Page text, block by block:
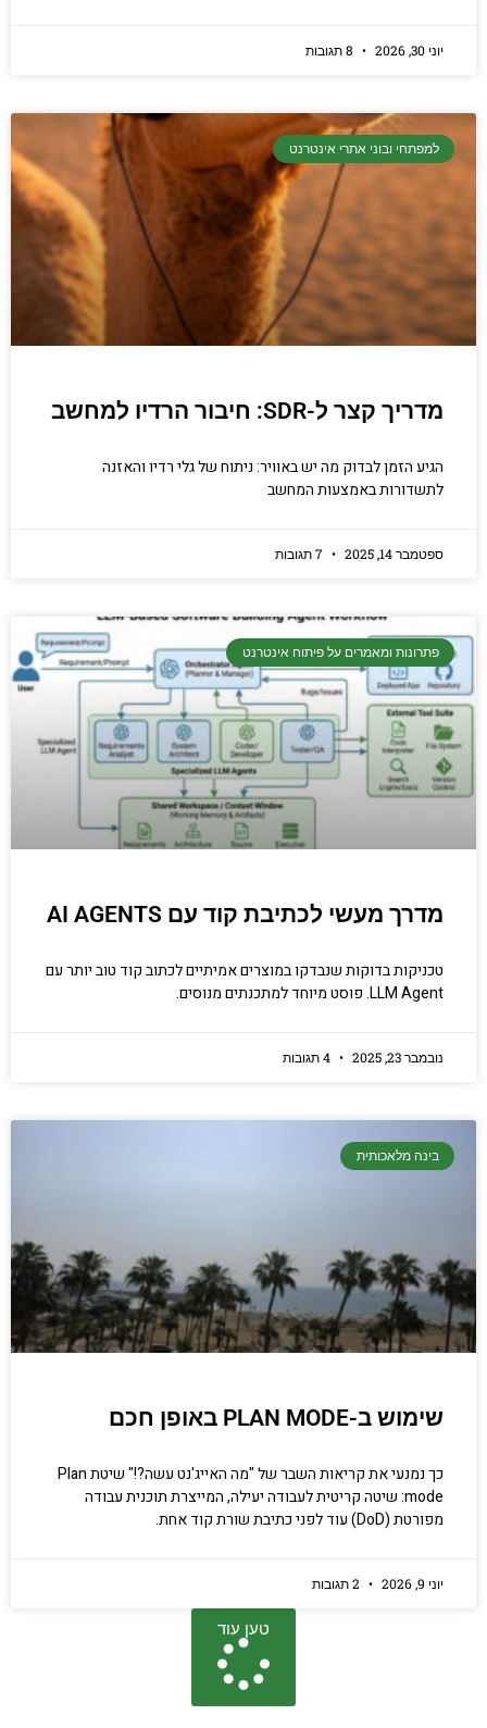
יוני 30, 2026
למפתחי ובוני אתרי אינטרנט
מדריך קצר ל-SDR: חיבור הרדיו למחשב
הגיע הזמן לבדוק מה יש באוויר: ניתוח של גלי רדיו והאזנה
לתשדורות באמצעות המחשב
ספטמבר 14, 2025
פתרונות ומאמרים על פיתוח אינטרנט
מדרך מעשי לכתיבת קוד עם AI AGENTS
טכניקות בדוקות שנבדקו במוצרים אמיתיים לכתוב קוד טוב יותר עם
LLM Agent. פוסט מיוחד למתכנתים מנוסים.
נובמבר 23, 2025
בינה מלאכותית
שימוש ב-PLAN MODE באופן חכם
כך נמנעי את קריאות השבר של "מה האייג'נט עשה?!" שיטת Plan
mode: שיטה קריטית לעבודה יעילה, המייצרת תוכנית עבודה
מפורטת (DoD) עוד לפני כתיבת שורת קוד אחת.
יוני 9, 2026
טען עוד